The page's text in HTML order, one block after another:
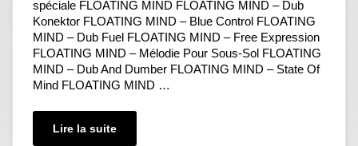
spéciale FLOATING MIND FLOATING MIND – Dub
Konektor FLOATING MIND – Blue Control FLOATING
MIND – Dub Fuel FLOATING MIND – Free Expression
FLOATING MIND – Mélodie Pour Sous-Sol FLOATING
MIND – Dub And Dumber FLOATING MIND – State Of
Mind FLOATING MIND …
Lire la suite